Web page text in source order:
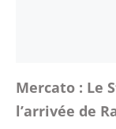
Mercato : Le
l’arrivée de